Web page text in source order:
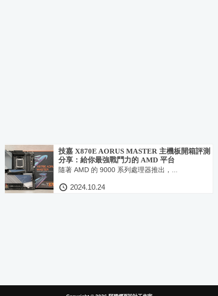
技嘉 X870E AORUS MASTER 主機板開箱評測
分享：給你最強戰鬥力的 AMD 平台
隨著 AMD 的 9000 系列處理器推出，...
2024.10.24